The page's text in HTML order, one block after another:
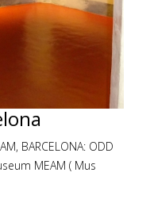
BARCELONA: ODD
MEAM ( Mus